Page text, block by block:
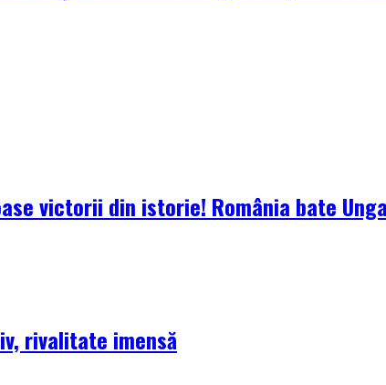
victorii din istorie! România bate
rivalitate imensă